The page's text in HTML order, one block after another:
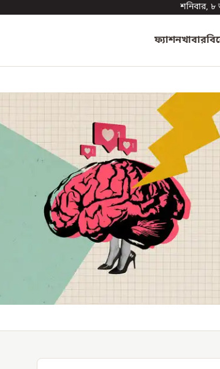
শনিবার,
ফ্যাশনখাবার